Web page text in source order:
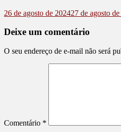
26 de agosto de 202427 de agosto
Deixe um comentário
O seu endereço de e-mail não será
Comentário *